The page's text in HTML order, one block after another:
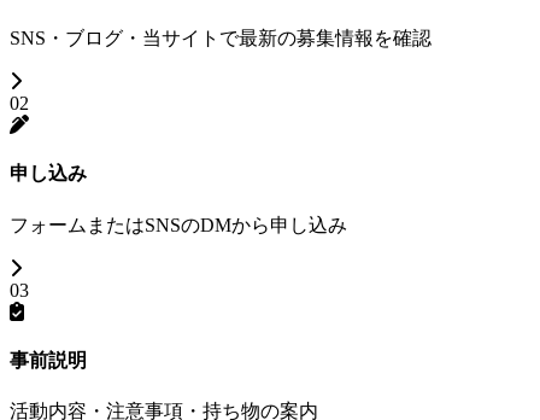
SNS・ブログ・当サイトで最新の募集情報を確認
02
申し込み
フォームまたはSNSのDMから申し込み
03
事前説明
活動内容・注意事項・持ち物の案内